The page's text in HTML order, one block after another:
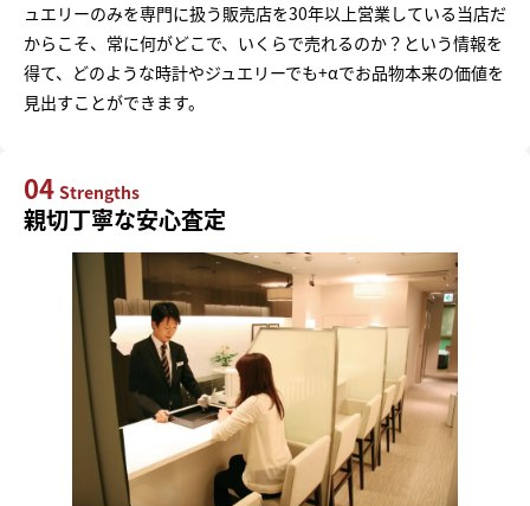
ュエリーのみを専門に扱う販売店を30年以上営業している当店だ
からこそ、常に何がどこで、いくらで売れるのか？という情報を
得て、どのような時計やジュエリーでも+αでお品物本来の価値を
見出すことができます。
04 Strengths
親切丁寧な安心査定